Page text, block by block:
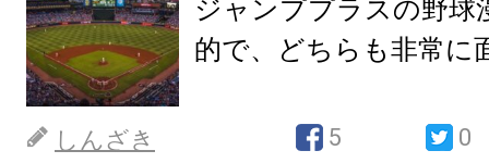
ジャンププラスの野球
的で、どちらも非常に
しんざき 5 0